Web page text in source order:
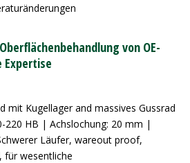
von OE-
mit Kugellager and massives Gussrad
220 HB | Achslochung: 20 mm |
Läufer, wareout proof,
für wesentliche